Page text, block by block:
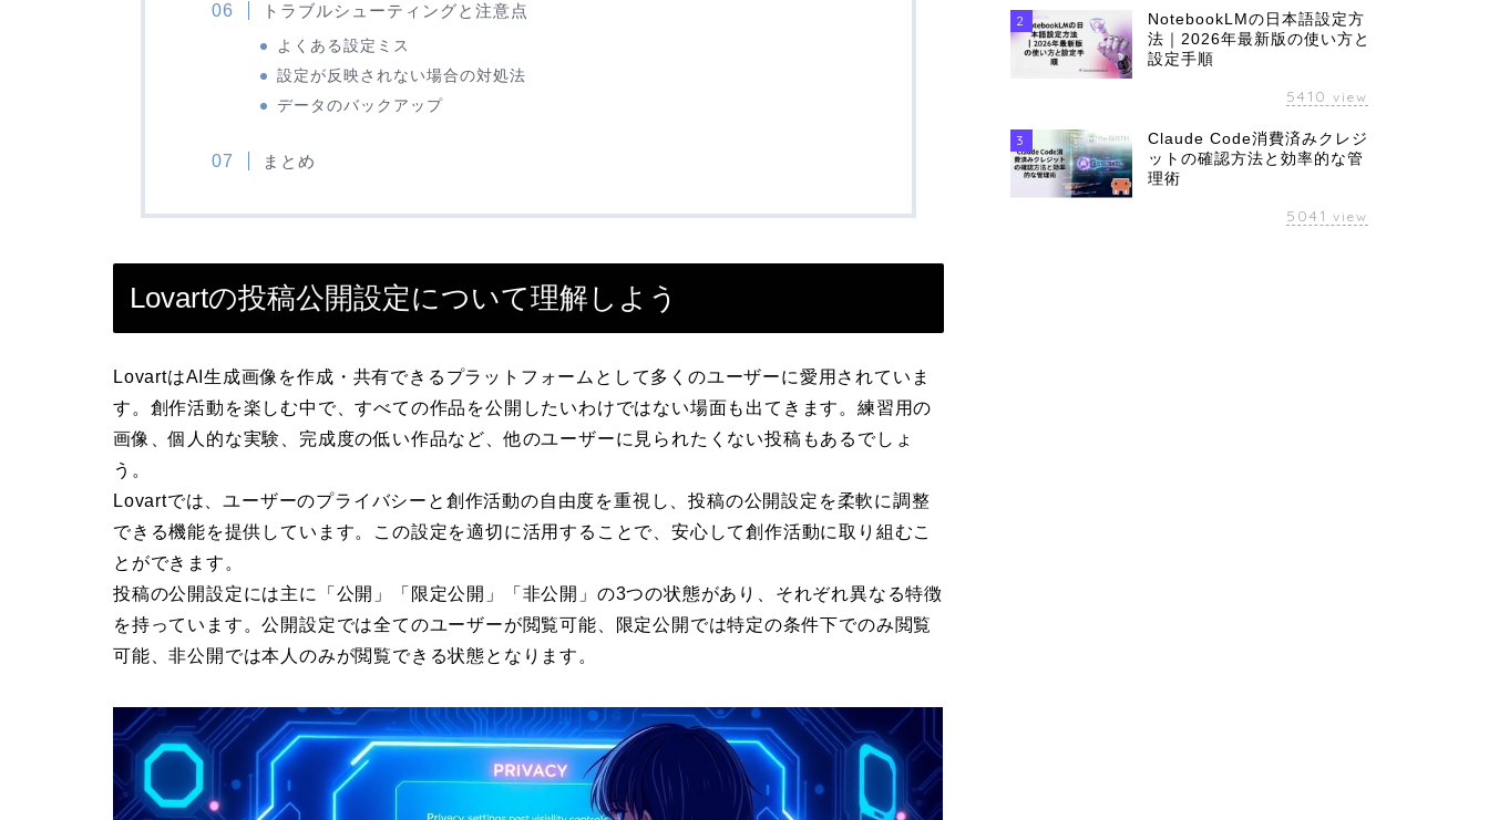
トラブルシューティングと注意点
よくある設定ミス
設定が反映されない場合の対処法
データのバックアップ
まとめ
Lovartの投稿公開設定について理解しよう
LovartはAI生成画像を作成・共有できるプラットフォームとして多くのユーザーに愛用されていま
す。創作活動を楽しむ中で、すべての作品を公開したいわけではない場面も出てきます。練習用の
画像、個人的な実験、完成度の低い作品など、他のユーザーに見られたくない投稿もあるでしょ
う。
Lovartでは、ユーザーのプライバシーと創作活動の自由度を重視し、投稿の公開設定を柔軟に調整
できる機能を提供しています。この設定を適切に活用することで、安心して創作活動に取り組むこ
とができます。
投稿の公開設定には主に「公開」「限定公開」「非公開」の3つの状態があり、それぞれ異なる特徴
を持っています。公開設定では全てのユーザーが閲覧可能、限定公開では特定の条件下でのみ閲覧
可能、非公開では本人のみが閲覧できる状態となります。
2
NotebookLMの日本語設定方
法｜2026年最新版の使い方と
設定手順
5410 view
3
Claude Code消費済みクレジ
ットの確認方法と効率的な管
理術
5041 view